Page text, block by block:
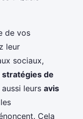
de vos
leur
sociaux,
stratégies de
leurs avis
Cela